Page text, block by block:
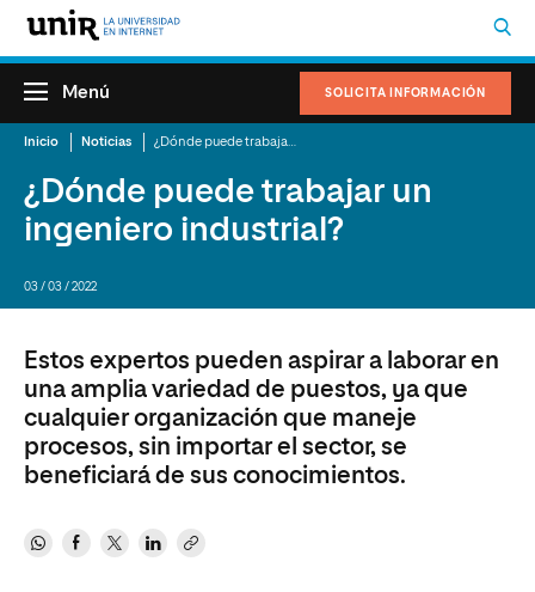
SOLICITA INFORMACIÓN
Menú
Inicio Noticias
¿Dónde puede trabajar un
ingeniero industrial?
03 / 03 / 2022
Estos expertos pueden aspirar a laborar en
una amplia variedad de puestos, ya que
cualquier organización que maneje
procesos, sin importar el sector, se
beneficiará de sus conocimientos.